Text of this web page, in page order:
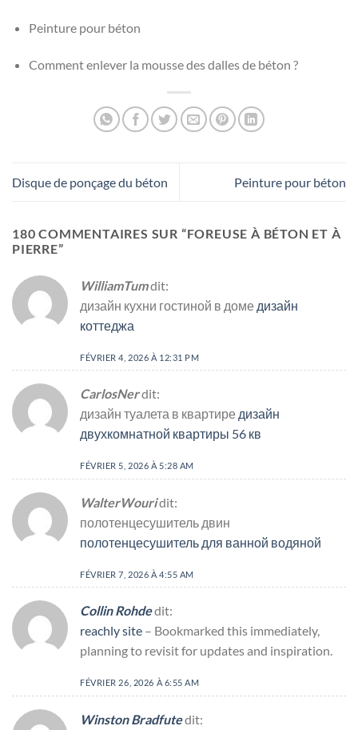
Peinture pour béton
Comment enlever la mousse des dalles de béton ?
Disque de ponçage du béton Peinture pour béton
180 COMMENTAIRES SUR “FOREUSE À BÉTON ET À
PIERRE”
WilliamTumdit:
дизайн кухни гостиной в доме дизайн
коттеджа
FÉVRIER 4, 2026 À 12:31 PM
CarlosNerdit:
дизайн туалета в квартире дизайн
двухкомнатной квартиры 56 кв
FÉVRIER 5, 2026 À 5:28 AM
WalterWouridit:
полотенцесушитель двин
полотенцесушитель для ванной водяной
FÉVRIER 7, 2026 À 4:55 AM
Collin Rohdedit:
reachly site – Bookmarked this immediately,
planning to revisit for updates and inspiration.
FÉVRIER 26, 2026 À 6:55 AM
Winston Bradfutedit: